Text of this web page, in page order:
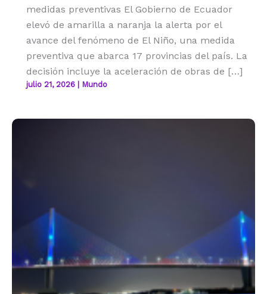
medidas preventivas El Gobierno de Ecuador
elevó de amarilla a naranja la alerta por el
avance del fenómeno de El Niño, una medida
preventiva que abarca 17 provincias del país. La
decisión incluye la aceleración de obras de […]
julio 21, 2026 Mundo